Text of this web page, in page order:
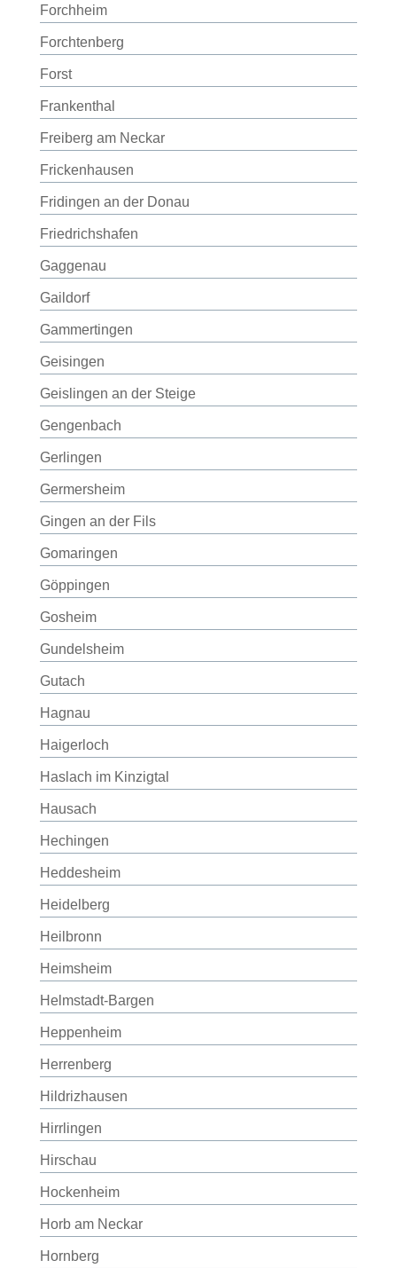
Forchheim
Forchtenberg
Forst
Frankenthal
Freiberg am Neckar
Frickenhausen
Fridingen an der Donau
Friedrichshafen
Gaggenau
Gaildorf
Gammertingen
Geisingen
Geislingen an der Steige
Gengenbach
Gerlingen
Germersheim
Gingen an der Fils
Gomaringen
Göppingen
Gosheim
Gundelsheim
Gutach
Hagnau
Haigerloch
Haslach im Kinzigtal
Hausach
Hechingen
Heddesheim
Heidelberg
Heilbronn
Heimsheim
Helmstadt-Bargen
Heppenheim
Herrenberg
Hildrizhausen
Hirrlingen
Hirschau
Hockenheim
Horb am Neckar
Hornberg